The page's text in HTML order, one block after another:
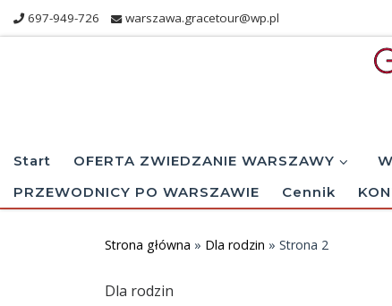
Skip to content
697-949-726 warszawa.gracetour@wp.pl
Start OFERTA ZWIEDZANIE WARSZAWY
PRZEWODNICY PO WARSZAWIE
Cennik
Strona główna » Dla rodzin » Strona 2
Dla rodzin